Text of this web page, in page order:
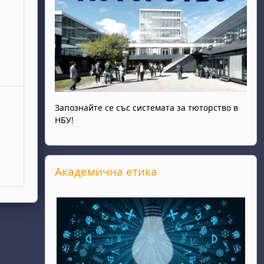
Запознайте се със системата за тюторство в
НБУ!
Прескочи Академична етика
Академична етика